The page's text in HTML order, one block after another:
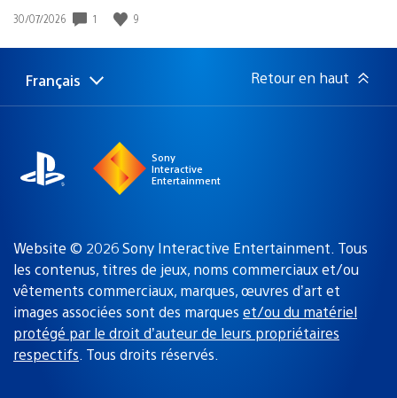
Date
publication
30/07/2026 1 9
Choisir
une
Région
actuelle
Français Retour en haut
Sony
Interactive
Entertainment
Website © 2026 Sony Interactive Entertainment. Tous
les contenus, titres de jeux, noms commerciaux et/ou
vêtements commerciaux, marques, œuvres d’art et
images associées sont des marques et/ou du matériel
protégé par le droit d’auteur de leurs propriétaires
respectifs. Tous droits réservés.